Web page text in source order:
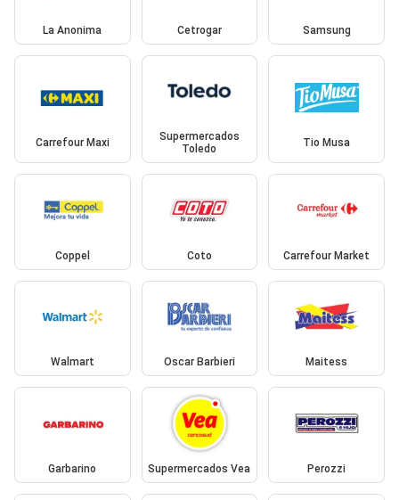
La Anonima Cetrogar Samsung
Carrefour Maxi
Supermercados
Toledo
Tio Musa
Coppel Coto Carrefour Market
Walmart Oscar Barbieri Maitess
Garbarino Supermercados Vea Perozzi